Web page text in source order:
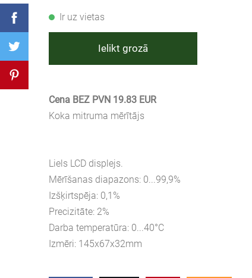
Ir uz vietas
Ielikt grozā
Cena BEZ PVN 19.83 EUR
Koka mitruma mērītājs
Liels LCD displejs.
Mērīšanas diapazons: 0...99,9%
Izšķirtspēja: 0,1%
Precizitāte: 2%
Darba temperatūra: 0...40°C
Izmēri: 145x67x32mm